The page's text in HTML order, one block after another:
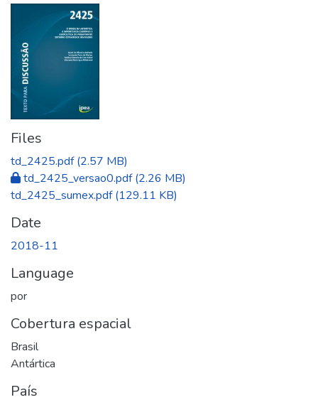
Files
td_2425.pdf(2.57 MB)
td_2425_versao0.pdf(2.26 MB)
td_2425_sumex.pdf(129.11 KB)
Date
2018-11
Language
por
Cobertura espacial
Brasil
Antártica
País